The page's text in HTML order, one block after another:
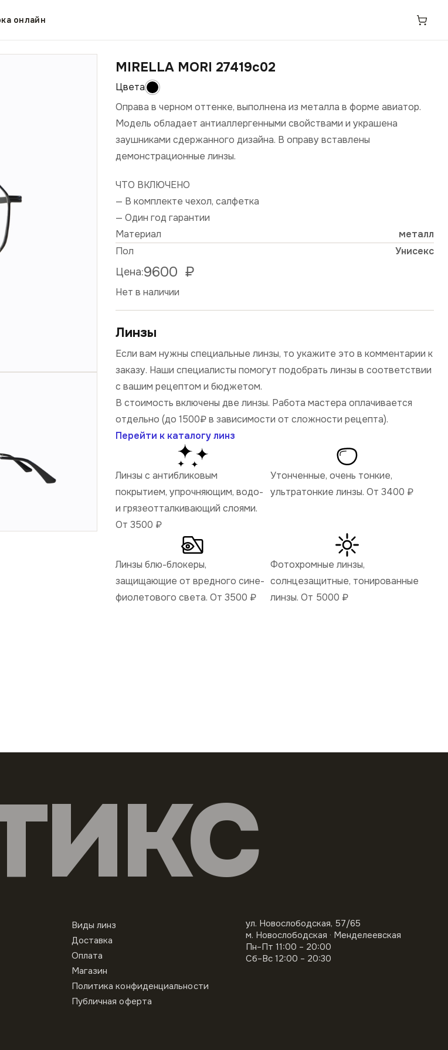
онлайн
MIRELLA MORI 27419c02
Оправа в черном оттенке, выполнена из металла в форме авиатор.
Модель обладает антиаллергенными свойствами и украшена
заушниками сдержанного дизайна. В оправу вставлены
демонстрационные линзы.
ЧТО ВКЛЮЧЕНО
— В комплекте чехол, салфетка
— Один год гарантии
Материал
металл
Пол
Унисекс
Цена:9600 ₽
Нет в наличии
Линзы
Если вам нужны специальные линзы, то укажите это в комментарии к
заказу. Наши специалисты помогут подобрать линзы в соответствии
с вашим рецептом и бюджетом.
В стоимость включены две линзы. Работа мастера оплачивается
отдельно (до 1500₽ в зависимости от сложности рецепта).
Перейти к каталогу линз
Линзы с антибликовым
покрытием, упрочняющим, водо-
и грязеотталкивающий слоями.
От 3500 ₽
Утонченные, очень тонкие,
ультратонкие линзы. От 3400 ₽
Линзы блю-блокеры,
защищающие от вредного сине-
фиолетового света. От 3500 ₽
Фотохромные линзы,
солнцезащитные, тонированные
линзы. От 5000 ₽
Виды линз
Доставка
Оплата
Магазин
Политика конфиденциальности
Публичная оферта
ул. Новослободская, 57/65
м. Новослободская · Менделеевская
Пн–Пт 11:00 – 20:00
Сб–Вс 12:00 – 20:30